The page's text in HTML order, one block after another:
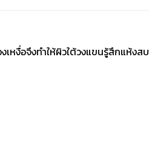
หงื่อจึงทำให้ผิวใต้วงแขนรู้สึกแห้